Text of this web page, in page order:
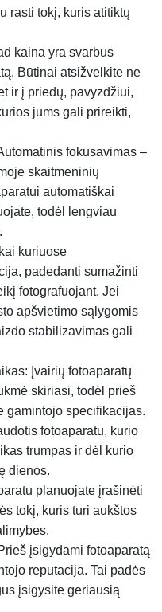
rasti tokį, kuris atitiktų
kaina yra svarbus
Būtinai atsižvelkite ne
ir į priedų, pavyzdžiui,
jums gali prireikti,
fokusavimas –
skaitmeninių
automatiškai
todėl lengviau
kuriuose
padedanti sumažinti
fotografuojant. Jei
apšvietimo sąlygomis
stabilizavimas gali
Įvairių fotoaparatų
skiriasi, todėl prieš
gamintojo specifikacijas.
fotoaparatu, kurio
trumpas ir dėl kurio
dienos.
planuojate įrašinėti
tokį, kuris turi aukštos
įsigydami fotoaparatą
reputacija. Tai padės
įsigysite geriausią